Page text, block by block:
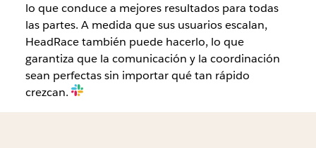
lo que conduce a mejores resultados para todas
las partes. A medida que sus usuarios escalan,
HeadRace también puede hacerlo, lo que
garantiza que la comunicación y la coordinación
sean perfectas sin importar qué tan rápido
crezcan.